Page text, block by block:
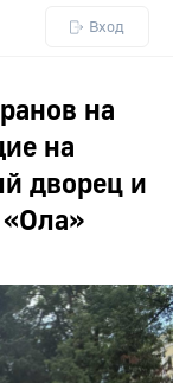
Вход
на
на
дворец и